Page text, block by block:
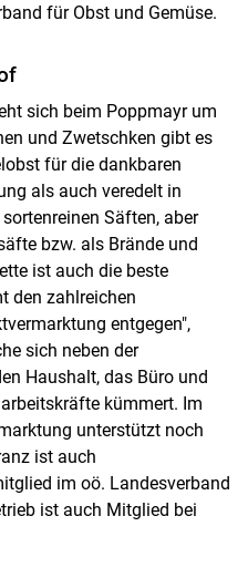
für Obst und Gemüse.
sich beim Poppmayr um
und Zwetschken gibt es
für die dankbaren
als auch veredelt in
Säften, aber
bzw. als Brände und
ist auch die beste
den zahlreichen
entgegen",
sich neben der
Haushalt, das Büro und
kümmert. Im
unterstützt noch
ist auch
im oö. Landesverband
ist auch Mitglied bei